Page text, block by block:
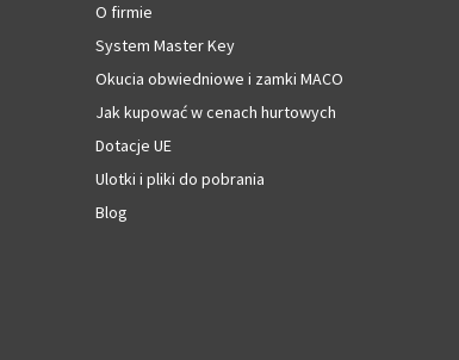
O firmie
System Master Key
Okucia obwiedniowe i zamki MACO
Jak kupować w cenach hurtowych
Dotacje UE
Ulotki i pliki do pobrania
Blog